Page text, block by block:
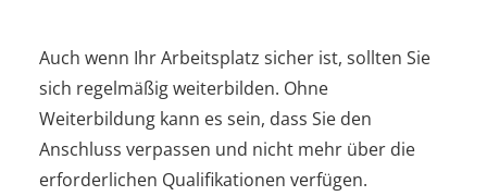
Auch wenn Ihr Arbeitsplatz sicher ist, sollten Sie
sich regelmäßig weiterbilden. Ohne
Weiterbildung kann es sein, dass Sie den
Anschluss verpassen und nicht mehr über die
erforderlichen Qualifikationen verfügen.